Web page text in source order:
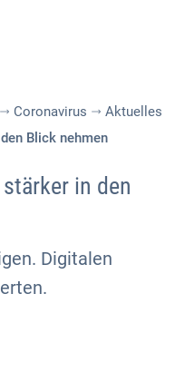
Coronavirus
Aktuelles
Blick nehmen
in den
Digitalen